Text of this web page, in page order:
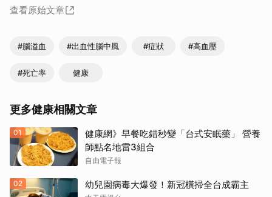
查看原始文章
#腦溢血 #出血性腦中風 #症狀 #高血壓
#死亡率 健康
更多健康相關文章
01
健康網》早餐吃錯秒變「台式安眠藥」 營養
師點名地雷3組合
自由電子報
02 幼兒園病毒大爆發！新冠橫掃全台成霸主